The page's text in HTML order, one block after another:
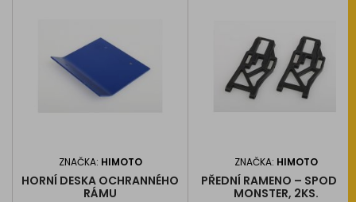
ZNAČKA: HIMOTO
HORNÍ DESKA OCHRANNÉHO
RÁMU
ZNAČKA: HIMOTO
PŘEDNÍ RAMENO – SPODNÍ,
MONSTER, 2KS.